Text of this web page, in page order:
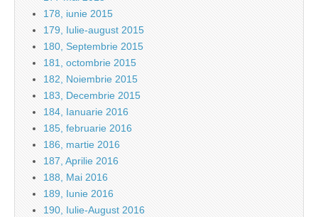
178, iunie 2015
179, Iulie-august 2015
180, Septembrie 2015
181, octombrie 2015
182, Noiembrie 2015
183, Decembrie 2015
184, Ianuarie 2016
185, februarie 2016
186, martie 2016
187, Aprilie 2016
188, Mai 2016
189, Iunie 2016
190, Iulie-August 2016